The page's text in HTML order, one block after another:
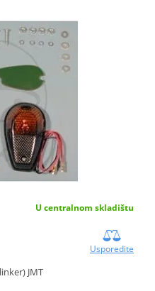
U centralnom skladištu
Usporedite
JMT